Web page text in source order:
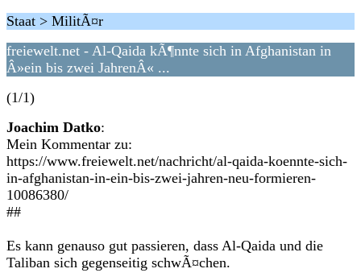
Staat > MilitÃ¤r
freiewelt.net - Al-Qaida kÃ¶nnte sich in Afghanistan in
Â»ein bis zwei JahrenÂ« ...
(1/1)
Joachim Datko:
Mein Kommentar zu:
https://www.freiewelt.net/nachricht/al-qaida-koennte-sich-
in-afghanistan-in-ein-bis-zwei-jahren-neu-formieren-
10086380/
##
Es kann genauso gut passieren, dass Al-Qaida und die
Taliban sich gegenseitig schwÃ¤chen.